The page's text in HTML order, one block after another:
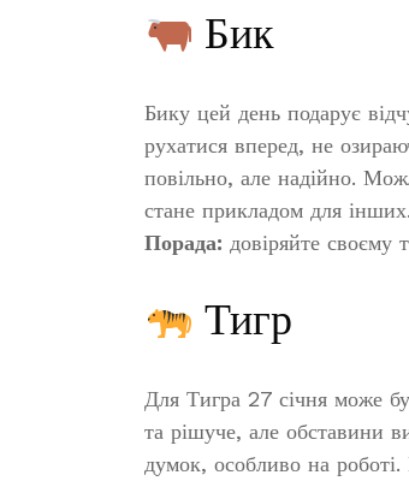
Бик
Бику цей день подарує
рухатися вперед, не
повільно, але надійно.
стане прикладом для
Порада: довіряйте своєму
Тигр
Для Тигра 27 січня може
та рішуче, але обставини
думок, особливо на